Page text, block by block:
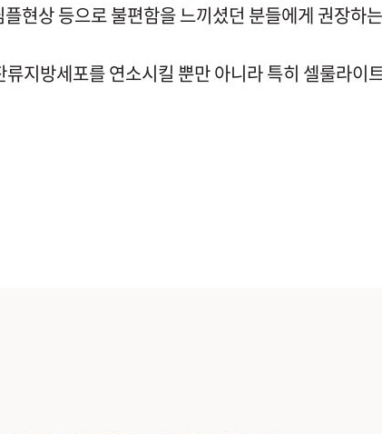
현상 등으로 불편함을 느끼셨던 분들에게 권장하
지방세포를 연소시킬 뿐만 아니라 특히 셀룰라이